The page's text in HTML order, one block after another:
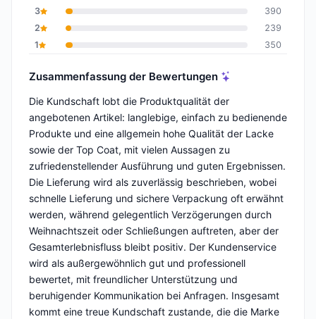
3
390
2
239
1
350
Zusammenfassung der Bewertungen
Die Kundschaft lobt die Produktqualität der
angebotenen Artikel: langlebige, einfach zu bedienende
Produkte und eine allgemein hohe Qualität der Lacke
sowie der Top Coat, mit vielen Aussagen zu
zufriedenstellender Ausführung und guten Ergebnissen.
Die Lieferung wird als zuverlässig beschrieben, wobei
schnelle Lieferung und sichere Verpackung oft erwähnt
werden, während gelegentlich Verzögerungen durch
Weihnachtszeit oder Schließungen auftreten, aber der
Gesamterlebnisfluss bleibt positiv. Der Kundenservice
wird als außergewöhnlich gut und professionell
bewertet, mit freundlicher Unterstützung und
beruhigender Kommunikation bei Anfragen. Insgesamt
kommt eine treue Kundschaft zustande, die die Marke